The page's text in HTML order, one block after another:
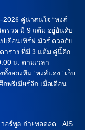
คู่น่าสนใจ “หงส์
ดรวด มี 9 แต้ม อยู่อันดับ
เยือนเทิร์ฟ มัวร์ ดวลกับ
าราง ที่มี 3 แต้ม คู่นี้คิก
น. ตามเวลา
งสองทีม “หงส์แดง” เก็บ
พรีเมียร์ลีก เมื่อเดือน
อร์พูล ถ่ายทอดสด : AIS